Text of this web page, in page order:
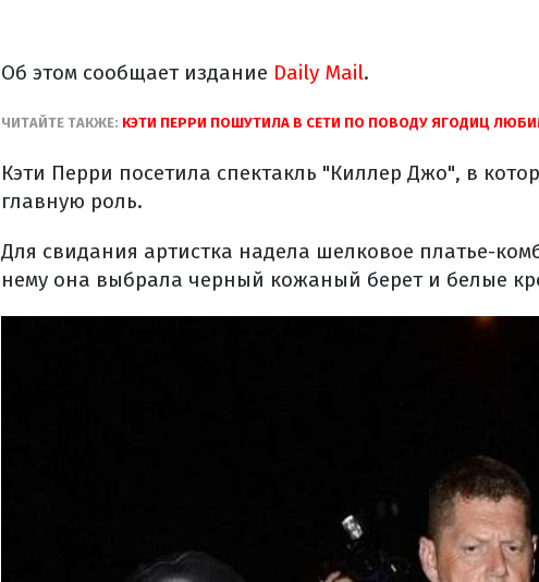
Об этом сообщает издание Daily Mail.
ЧИТАЙТЕ ТАКЖЕ: КЭТИ ПЕРРИ ПОШУТИЛА В СЕТИ ПО ПОВОДУ ЯГОДИЦ
Кэти Перри посетила спектакль "Киллер Джо", в
главную роль.
Для свидания артистка надела шелковое платье-
нему она выбрала черный кожаный берет и белые